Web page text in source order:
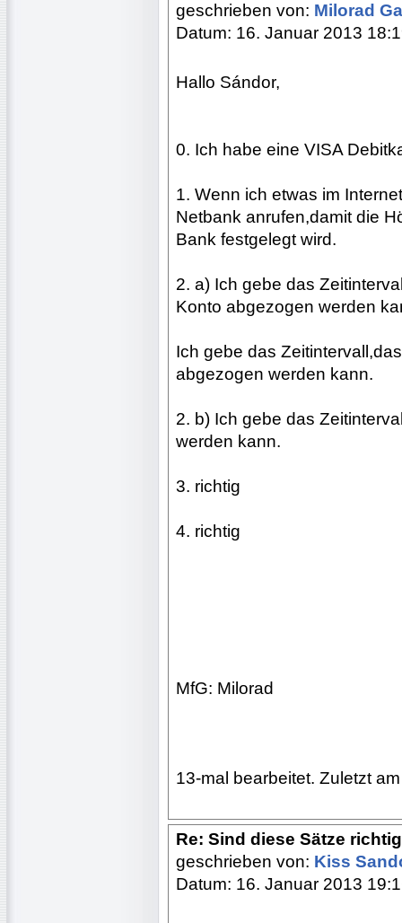
geschrieben von: Milorad
Datum: 16. Januar 2013
Hallo Sándor,
0. Ich habe eine VISA
1. Wenn ich etwas im
Netbank anrufen,damit die
Bank festgelegt wird.
2. a) Ich gebe das
Konto abgezogen werden
Ich gebe das
abgezogen werden kann.
2. b) Ich gebe das
werden kann.
3. richtig
4. richtig
MfG: Milorad
13-mal bearbeitet. Zuletzt
Re: Sind diese Sätze
geschrieben von: Kiss
Datum: 16. Januar 2013